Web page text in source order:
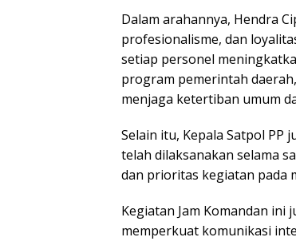
Dalam arahannya, Hendra
profesionalisme, dan
setiap personel
program pemerintah
menjaga ketertiban umum
Selain itu, Kepala Satpol PP
telah dilaksanakan selama
dan prioritas kegiatan pada
Kegiatan Jam Komandan
memperkuat komunikasi